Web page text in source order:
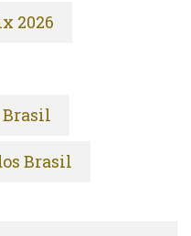
2026
Brasil